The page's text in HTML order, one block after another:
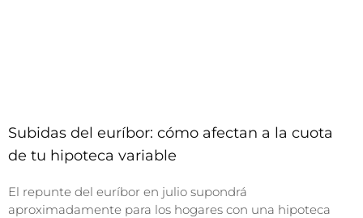
Subidas del euríbor: cómo afectan a la cuota
de tu hipoteca variable
El repunte del euríbor en julio supondrá
aproximadamente para los hogares con una hipoteca